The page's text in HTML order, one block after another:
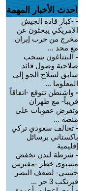
احدث الأخبار المهمة
- -كبار قادة الجيش
الأمريكي يبحثون عن
مخرج من حرب إيران
مع محد ...
- البنتاغون يسحب
صلاحية وصول قائد
سابق لسلاح الجو إلى
المعلوما ...
- واشنطن تتوقع -اتفاقاً
قريباً- مع طهران
وتفرض عقوبات على
منصة ...
- تحالف سعودي تركي
باكستاني برسائل
إقليمية
- شرطة لندن تخفض
مستوى خطر -مفترس
جنسي- لضعف البصر
فيرتكب 3 جر ...